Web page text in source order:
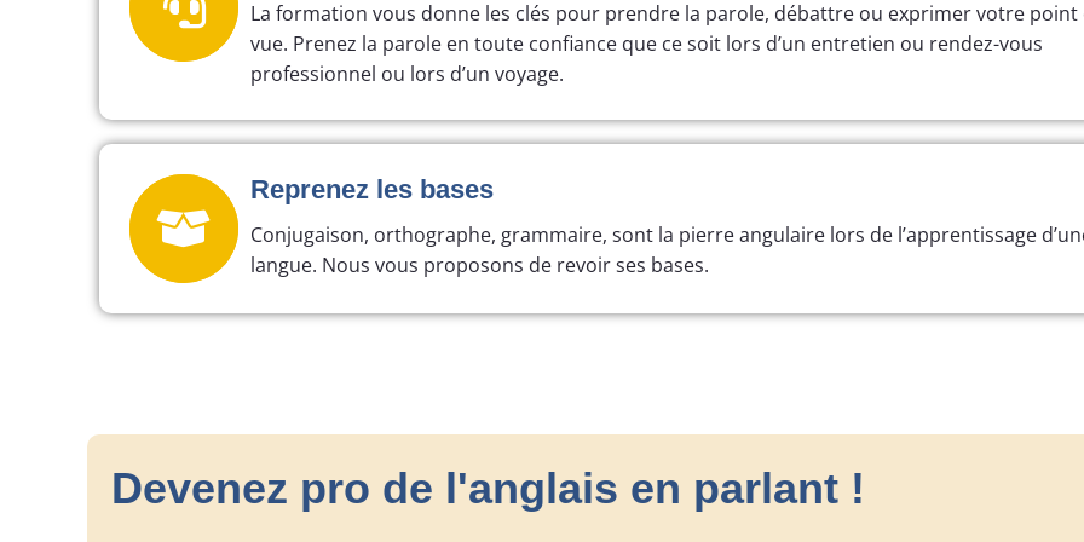
La formation vous donne les clés pour prendre la parole, débattre ou exprimer votre point
vue. Prenez la parole en toute confiance que ce soit lors d’un entretien ou rendez-vous
professionnel ou lors d’un voyage.
Reprenez les bases
Conjugaison, orthographe, grammaire, sont la pierre angulaire lors de l’apprentissage
langue. Nous vous proposons de revoir ses bases.
Devenez pro de l'anglais en parlant !